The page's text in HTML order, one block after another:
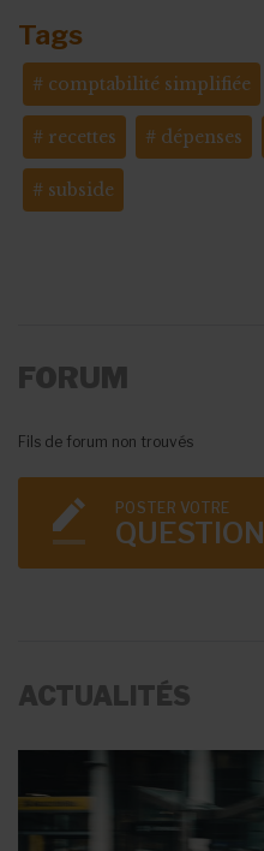
Tags
comptabilité simplifiée
recettes dépenses
subside
FORUM
Fils de forum non trouvés
POSTER VOTRE
QUESTION
ACTUALITÉS